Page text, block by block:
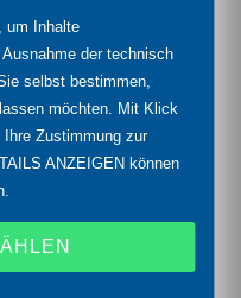
von
Medien
oder PVDF
Al2O3
um Inhalte
der technisch
selbst bestimmen,
möchten. Mit Klick
Ihre Zustimmung zur
ANZEIGEN können